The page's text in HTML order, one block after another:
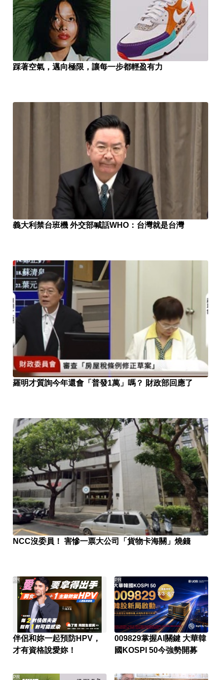
踩著空氣，邁向極限，讓每一步都輕盈有力
義大利禁台班機 外交部喊話WHO：台灣就是台灣
羅明才質詢今年還會「普發1萬」嗎？ 財政部回應了
NCC沒委員！ 害慘一票大公司「貨物卡海關」燒錢
伴侶和妳一起預防HPV，
才有資格說愛妳！
PR
009829掌握AI關鍵 大華韓
國KOSPI 50今強勢開募
PR
PR